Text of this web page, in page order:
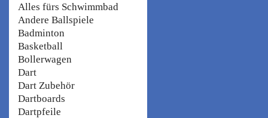
Alles fürs Schwimmbad
Andere Ballspiele
Badminton
Basketball
Bollerwagen
Dart
Dart Zubehör
Dartboards
Dartpfeile